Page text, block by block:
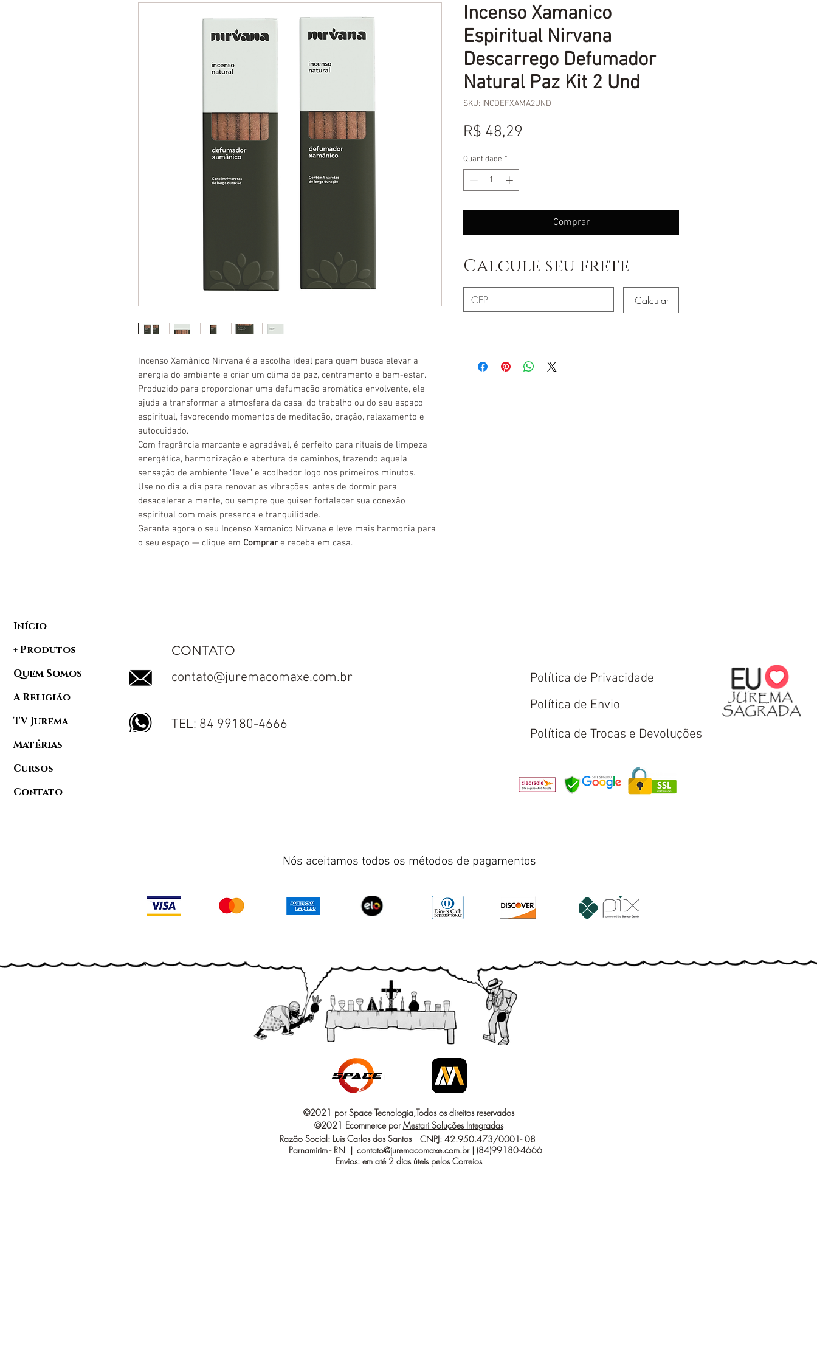
Incenso Xamânico Nirvana é a escolha ideal para quem busca elevar a
energia do ambiente e criar um clima de paz, centramento e bem-estar.
Produzido para proporcionar uma defumação aromática envolvente, ele
ajuda a transformar a atmosfera da casa, do trabalho ou do seu espaço
espiritual, favorecendo momentos de meditação, oração, relaxamento e
autocuidado.
Com fragrância marcante e agradável, é perfeito para rituais de limpeza
energética, harmonização e abertura de caminhos, trazendo aquela
sensação de ambiente “leve” e acolhedor logo nos primeiros minutos.
Use no dia a dia para renovar as vibrações, antes de dormir para
desacelerar a mente, ou sempre que quiser fortalecer sua conexão
espiritual com mais presença e tranquilidade.
Garanta agora o seu Incenso Xamanico Nirvana e leve mais harmonia para
o seu espaço — clique em Comprar e receba em casa.
Incenso Xamanico
Espiritual Nirvana
Descarrego Defumador
Natural Paz Kit 2 Und
SKU: INCDEFXAMA2UND
R$ 48,29
Quantidade *
Comprar
Calcule seu frete
Calcular
Início
+ Produtos
Quem Somos
A Religião
TV Jurema
Matérias
Cursos
Contato
CONTATO
contato@juremacomaxe.com.br
TEL: 84 99180-4666
Política de Privacidade
Política de Envio
Política de Trocas e Devoluções
Nós aceitamos todos os métodos de pagamentos
©2021 por Space Tecnologia,Todos os direitos reservados
©2021 Ecommerce porMestari Soluções Integradas
Razão Social: Luis Carlos dos Santos
Parnamirim - RN |
Envios: em até 2 dias úteis pelos Correios
CNPJ: 42.950.473/0001- 08
contato@juremacomaxe.com.br| (84)99180-4666